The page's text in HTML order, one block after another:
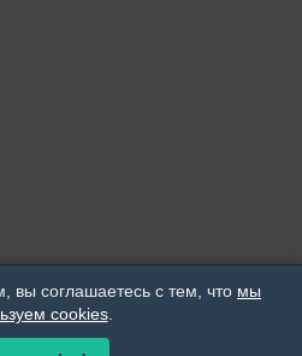
вы соглашаетесь с тем, что мы
cookies.
государственного бюджетного образовательного
государственный юридический университет
защищены. © 2026 год.